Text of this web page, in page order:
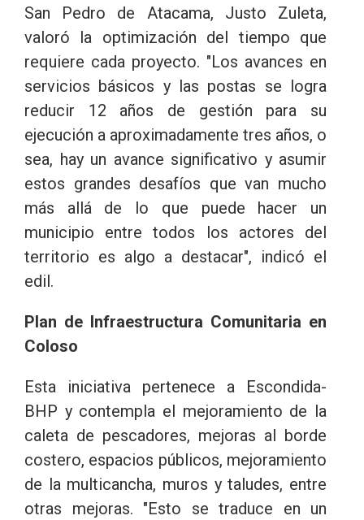
San Pedro de Atacama, Justo Zuleta,
valoró la optimización del tiempo que
requiere cada proyecto. "Los avances en
servicios básicos y las postas se logra
reducir 12 años de gestión para su
ejecución a aproximadamente tres años, o
sea, hay un avance significativo y asumir
estos grandes desafíos que van mucho
más allá de lo que puede hacer un
municipio entre todos los actores del
territorio es algo a destacar", indicó el
edil.
Plan de Infraestructura Comunitaria en
Coloso
Esta iniciativa pertenece a Escondida-
BHP y contempla el mejoramiento de la
caleta de pescadores, mejoras al borde
costero, espacios públicos, mejoramiento
de la multicancha, muros y taludes, entre
otras mejoras. "Esto se traduce en un